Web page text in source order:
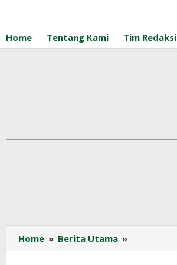
konten
Home Tentang Kami Tim Redaksi
Home » Berita Utama »
Ekspansi